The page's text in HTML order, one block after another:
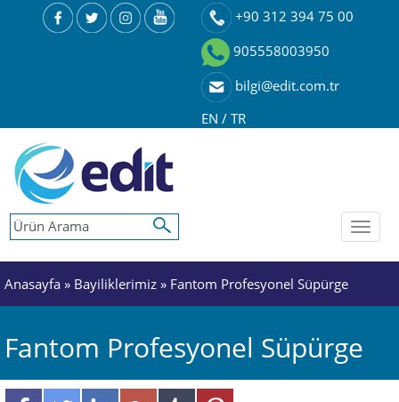
+90 312 394 75 00
905558003950
bilgi@edit.com.tr
EN / TR
Toggle
Anasayfa » Bayiliklerimiz » Fantom Profesyonel Süpürge
Fantom Profesyonel Süpürge